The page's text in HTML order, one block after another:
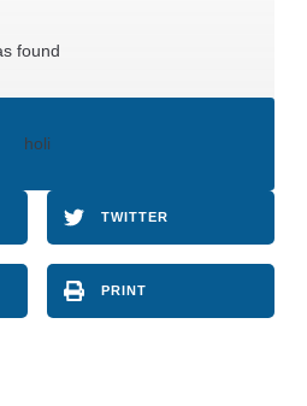
found
holi
TWITTER
PRINT